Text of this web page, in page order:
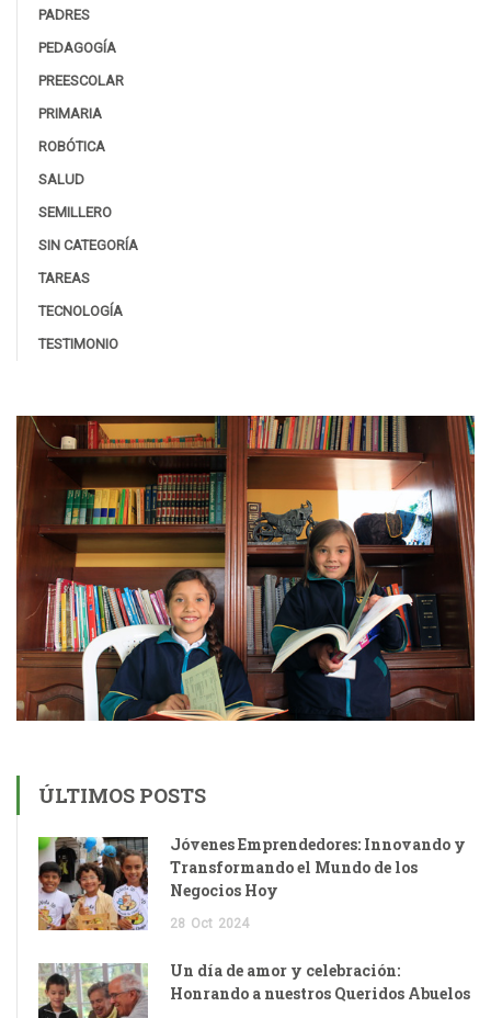
PADRES
PEDAGOGÍA
PREESCOLAR
PRIMARIA
ROBÓTICA
SALUD
SEMILLERO
SIN CATEGORÍA
TAREAS
TECNOLOGÍA
TESTIMONIO
ÚLTIMOS POSTS
Jóvenes Emprendedores: Innovando y
Transformando el Mundo de los
Negocios Hoy
28 Oct 2024
Un día de amor y celebración:
Honrando a nuestros Queridos Abuelos